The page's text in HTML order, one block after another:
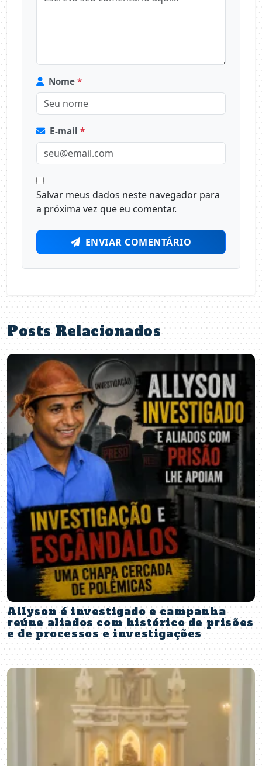
Nome *
E-mail *
Salvar meus dados neste navegador para
a próxima vez que eu comentar.
ENVIAR COMENTÁRIO
Posts Relacionados
Allyson é investigado e campanha
reúne aliados com histórico de prisões
e de processos e investigações